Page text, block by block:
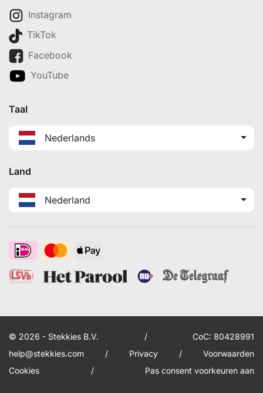
Instagram
TikTok
Facebook
YouTube
Taal
Nederlands
Land
Nederland
© 2026 - Stekkies B.V. /
CoC: 80428991
help@stekkies.com
/ Privacy /
Voorwaarden
Cookies
/ Pas consent voorkeuren aan